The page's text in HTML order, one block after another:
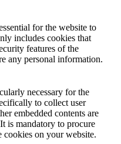
for the website to
includes cookies that
features of the
any personal information.
necessary for the
to collect user
embedded contents are
is mandatory to procure
cookies on your website.